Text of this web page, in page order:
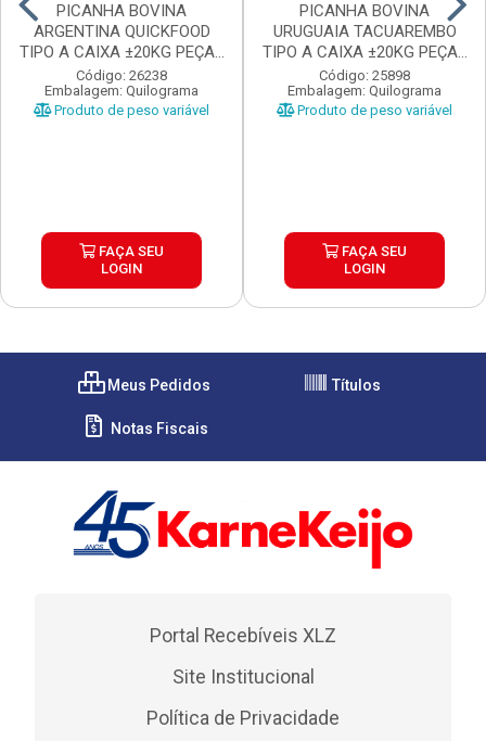
PICANHA BOVINA
ARGENTINA QUICKFOOD
TIPO A CAIXA ±20KG PEÇAS
...
Código: 26238
Embalagem: Quilograma
Produto de peso variável
FAÇA SEU
LOGIN
PICANHA BOVINA
URUGUAIA TACUAREMBO
TIPO A CAIXA ±20KG PEÇAS
...
Código: 25898
Embalagem: Quilograma
Produto de peso variável
FAÇA SEU
LOGIN
Meus Pedidos Títulos
Notas Fiscais
Portal Recebíveis XLZ
Site Institucional
Política de Privacidade